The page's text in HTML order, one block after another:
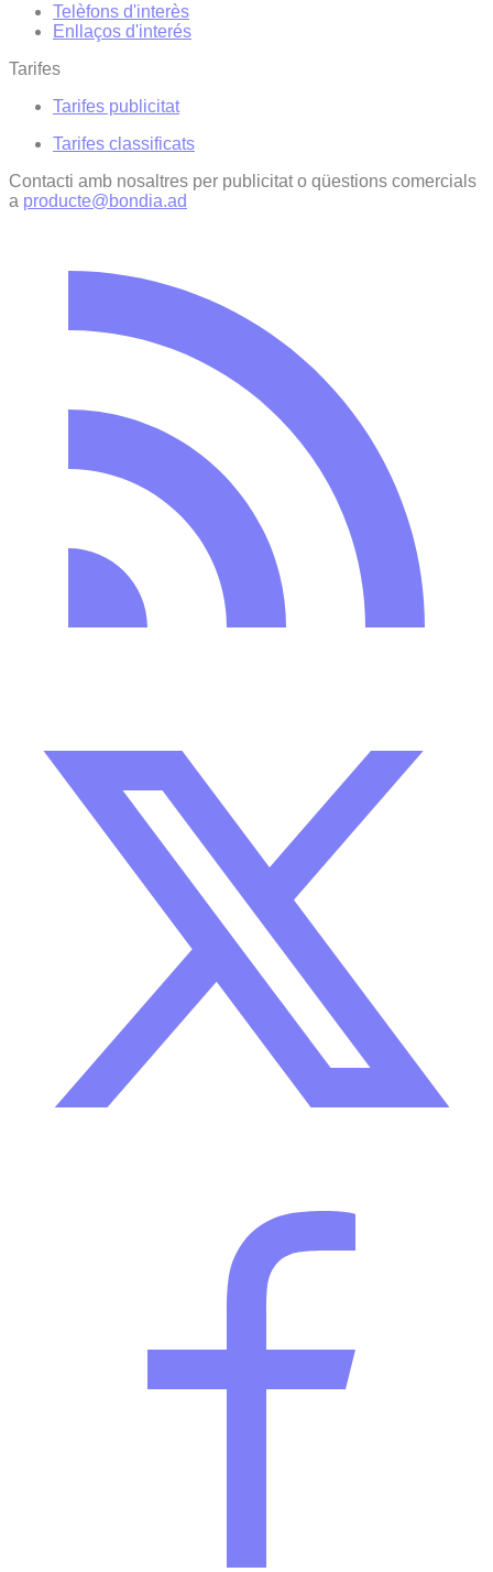
Telèfons d'interès
Enllaços d'interés
Tarifes
Tarifes publicitat
Tarifes classificats
Contacti amb nosaltres per publicitat o qüestions comercials
a producte@bondia.ad